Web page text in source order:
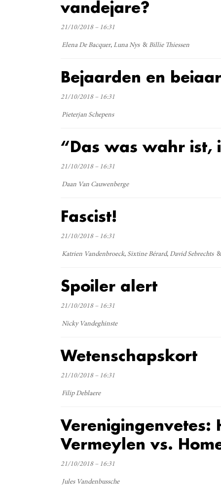
vandejare?
21/10/2018 – 16:31
Elena De Bacquer Luna Nys Billie Thiessen
Bejaarden en
21/10/2018 – 16:31
Pieterjan Schepens
“Das was wahr ist,
21/10/2018 – 16:31
Daan Van Cauwenberge
Fascist!
21/10/2018 – 16:31
Katrien Vandenbroeck Sixtine Bérard David Sebrechts
Spoiler alert
21/10/2018 – 16:31
Nicky Vandeghinste
Wetenschapskort
21/10/2018 – 16:31
Filip Deblaere
Verenigingenvetes:
Vermeylen vs.
21/10/2018 – 16:31
Jules Vandenbussche